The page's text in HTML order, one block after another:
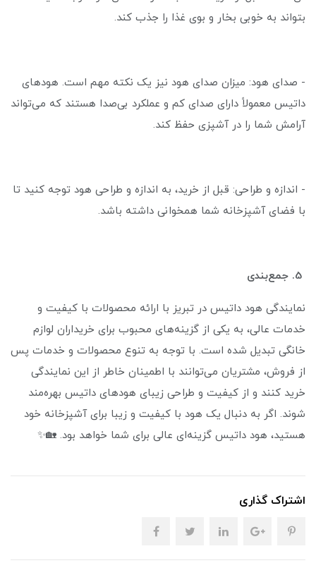
بتواند به خوبی بخار و بوی غذا را جذب کند.
- صدای هود: میزان صدای هود نیز یک نکته مهم است. هودهای
داتیس معمولاً دارای صدای کم و عملکرد بی‌صدا هستند که می‌تواند
آرامش شما را در آشپزی حفظ کند.
- اندازه و طراحی: قبل از خرید، به اندازه و طراحی هود توجه کنید تا
با فضای آشپزخانه شما همخوانی داشته باشد.
نمایندگی هود داتیس در تبریز با ارائه محصولات با کیفیت و
خدمات عالی، به یکی از گزینه‌های محبوب برای خریداران لوازم
خانگی تبدیل شده است. با توجه به تنوع محصولات و خدمات پس
از فروش، مشتریان می‌توانند با اطمینان خاطر از این نمایندگی
خرید کنند و از کیفیت و طراحی زیبای هودهای داتیس بهره‌مند
شوند. اگر به دنبال یک هود با کیفیت و زیبا برای آشپزخانه خود
هستید، هود داتیس گزینه‌ای عالی برای شما خواهد بود. 🏡✨
اشتراک گذاری